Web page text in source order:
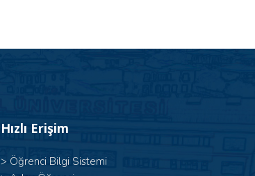
Hızlı Erişim
> Öğrenci Bilgi Sistemi